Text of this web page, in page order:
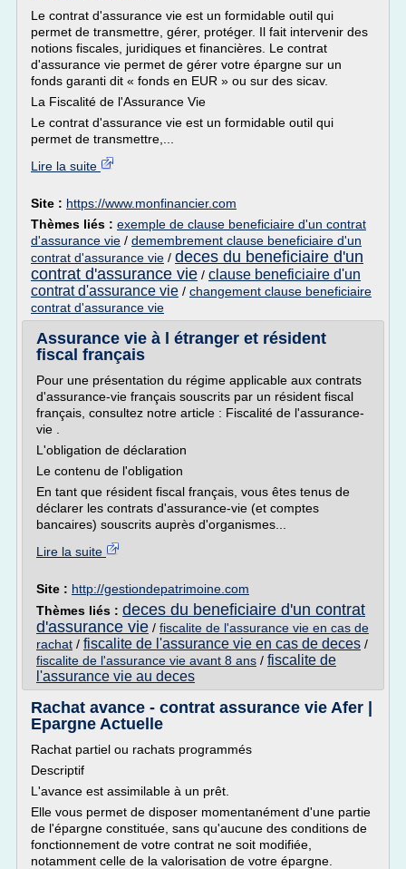
Le contrat d'assurance vie est un formidable outil qui
permet de transmettre, gérer, protéger. Il fait intervenir des
notions fiscales, juridiques et financières. Le contrat
d'assurance vie permet de gérer votre épargne sur un
fonds garanti dit « fonds en EUR » ou sur des sicav.
La Fiscalité de l'Assurance Vie
Le contrat d'assurance vie est un formidable outil qui
permet de transmettre,...
Lire la suite
Site : https://www.monfinancier.com
Thèmes liés : exemple de clause beneficiaire d'un contrat
d'assurance vie / demembrement clause beneficiaire d'un
contrat d'assurance vie / deces du beneficiaire d'un
contrat d'assurance vie / clause beneficiaire d'un
contrat d'assurance vie / changement clause beneficiaire
contrat d'assurance vie
Assurance vie à l étranger et résident
fiscal français
Pour une présentation du régime applicable aux contrats
d'assurance-vie français souscrits par un résident fiscal
français, consultez notre article : Fiscalité de l'assurance-
vie .
L'obligation de déclaration
Le contenu de l'obligation
En tant que résident fiscal français, vous êtes tenus de
déclarer les contrats d'assurance-vie (et comptes
bancaires) souscrits auprès d'organismes...
Lire la suite
Site : http://gestiondepatrimoine.com
Thèmes liés : deces du beneficiaire d'un contrat
d'assurance vie / fiscalite de l'assurance vie en cas de
rachat / fiscalite de l'assurance vie en cas de deces /
fiscalite de l'assurance vie avant 8 ans / fiscalite de
l'assurance vie au deces
Rachat avance - contrat assurance vie Afer |
Epargne Actuelle
Rachat partiel ou rachats programmés
Descriptif
L'avance est assimilable à un prêt.
Elle vous permet de disposer momentanément d'une partie
de l'épargne constituée, sans qu'aucune des conditions de
fonctionnement de votre contrat ne soit modifiée,
notamment celle de la valorisation de votre épargne.